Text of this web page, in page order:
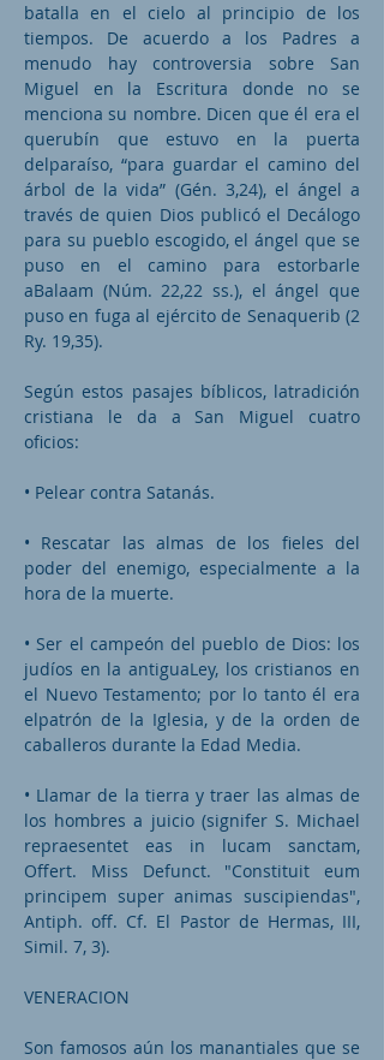
batalla en el cielo al principio de los
tiempos. De acuerdo a los Padres a
menudo hay controversia sobre San
Miguel en la Escritura donde no se
menciona su nombre. Dicen que él era el
querubín que estuvo en la puerta
delparaíso, “para guardar el camino del
árbol de la vida” (Gén. 3,24), el ángel a
través de quien Dios publicó el Decálogo
para su pueblo escogido, el ángel que se
puso en el camino para estorbarle
aBalaam (Núm. 22,22 ss.), el ángel que
puso en fuga al ejército de Senaquerib (2
Ry. 19,35).
Según estos pasajes bíblicos, latradición
cristiana le da a San Miguel cuatro
oficios:
• Pelear contra Satanás.
• Rescatar las almas de los fieles del
poder del enemigo, especialmente a la
hora de la muerte.
• Ser el campeón del pueblo de Dios: los
judíos en la antiguaLey, los cristianos en
el Nuevo Testamento; por lo tanto él era
elpatrón de la Iglesia, y de la orden de
caballeros durante la Edad Media.
• Llamar de la tierra y traer las almas de
los hombres a juicio (signifer S. Michael
repraesentet eas in lucam sanctam,
Offert. Miss Defunct. "Constituit eum
principem super animas suscipiendas",
Antiph. off. Cf. El Pastor de Hermas, III,
Simil. 7, 3).
VENERACION
Son famosos aún los manantiales que se